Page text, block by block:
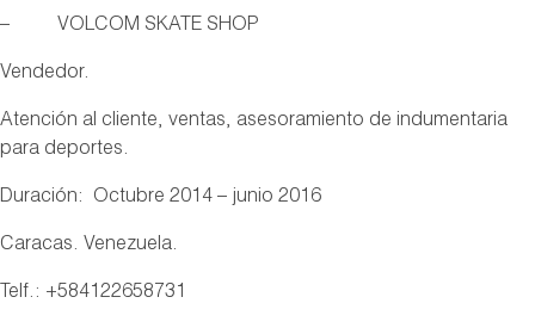
– VOLCOM SKATE SHOP
Vendedor.
Atención al cliente, ventas, asesoramiento de indumentaria
para deportes.
Duración: Octubre 2014 – junio 2016
Caracas. Venezuela.
Telf.: +584122658731